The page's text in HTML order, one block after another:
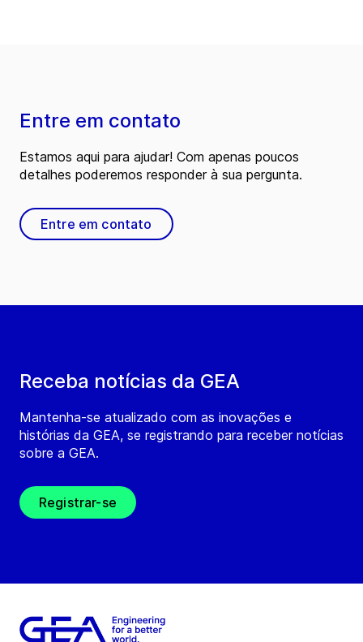
Receba notícias da GEA
Mantenha-se atualizado com as inovações e
histórias da GEA, se registrando para receber notícias
sobre a GEA.
Registrar-se
Entre em contato
Estamos aqui para ajudar! Com apenas poucos
detalhes poderemos responder à sua pergunta.
Entre em contato